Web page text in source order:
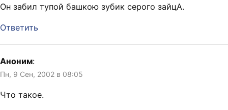
Он забил тупой башкою зубик серого зайцА.
Ответить
Аноним:
Пн, 9 Сен, 2002 в 08:05
Что такое.